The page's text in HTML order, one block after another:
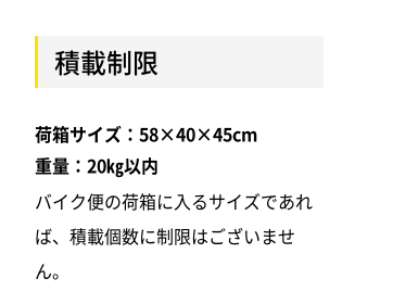
積載制限
荷箱サイズ：58×40×45cm
重量：20㎏以内
バイク便の荷箱に入るサイズであれ
ば、積載個数に制限はございませ
ん。